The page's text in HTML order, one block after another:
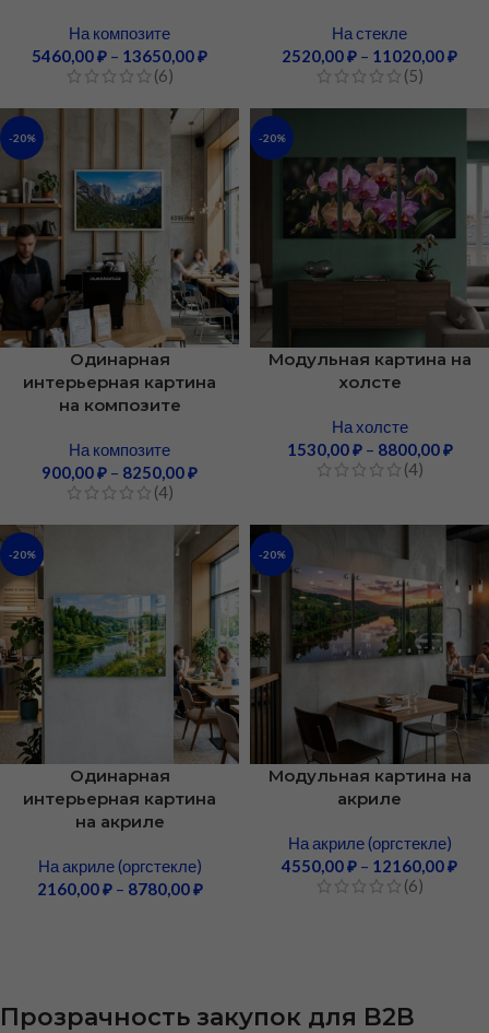
На композите
5460,00₽ – 13650,00₽
(6)
На стекле
2520,00₽ – 11020,00₽
(5)
-20%
Одинарная
интерьерная картина
на композите
На композите
900,00₽ – 8250,00₽
(4)
-20%
Модульная картина на
холсте
На холсте
1530,00₽ – 8800,00₽
(4)
-20%
Одинарная
интерьерная картина
на акриле
На акриле (оргстекле)
2160,00₽ – 8780,00₽
-20%
Модульная картина на
акриле
На акриле (оргстекле)
4550,00₽ – 12160,00₽
(6)
Прозрачность закупок для B2B